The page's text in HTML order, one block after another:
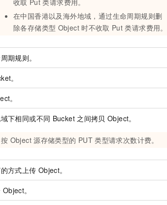
收取 Put 类请求费用。
在中国香港以及海外地域，通过生命周期规则删
除各存储类型 Object 时不收取 Put 类请求费用。
期规则。
。
。
下相同或不同 Bucket 之间拷贝 Object。
按 Object 源存储类型的 PUT 类型请求次数计费。
方式上传 Object。
Object。